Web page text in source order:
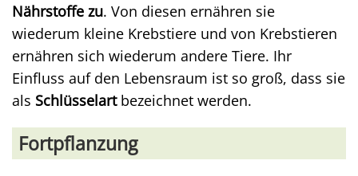
Nährstoffe zu. Von diesen ernähren sie
wiederum kleine Krebstiere und von Krebstieren
ernähren sich wiederum andere Tiere. Ihr
Einfluss auf den Lebensraum ist so groß, dass sie
als Schlüsselartbezeichnet werden.
Fortpflanzung